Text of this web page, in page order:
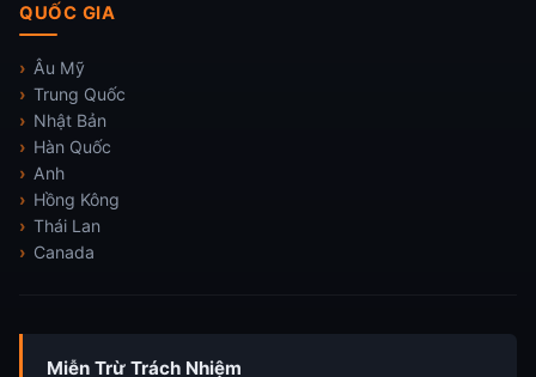
QUỐC GIA
Âu Mỹ
Trung Quốc
Nhật Bản
Hàn Quốc
Anh
Hồng Kông
Thái Lan
Canada
Miễn Trừ Trách Nhiệm